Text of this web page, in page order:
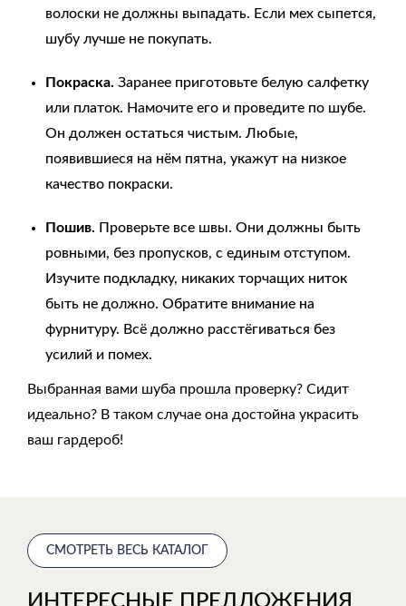
волоски не должны выпадать. Если мех сыпется,
шубу лучше не покупать.
Покраска. Заранее приготовьте белую салфетку
или платок. Намочите его и проведите по шубе.
Он должен остаться чистым. Любые,
появившиеся на нём пятна, укажут на низкое
качество покраски.
Пошив. Проверьте все швы. Они должны быть
ровными, без пропусков, с единым отступом.
Изучите подкладку, никаких торчащих ниток
быть не должно. Обратите внимание на
фурнитуру. Всё должно расстёгиваться без
усилий и помех.
Выбранная вами шуба прошла проверку? Сидит
идеально? В таком случае она достойна украсить
ваш гардероб!
ИНТЕРЕСНЫЕ ПРЕДЛОЖЕНИЯ
СМОТРЕТЬ ВЕСЬ КАТАЛОГ